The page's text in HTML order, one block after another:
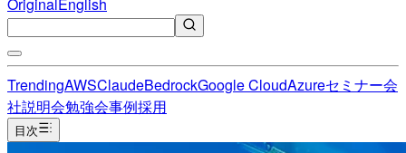
TrendingAWSClaudeBedrockGoogle CloudAzureセミナー会
社説明会勉強会事例採用
目次